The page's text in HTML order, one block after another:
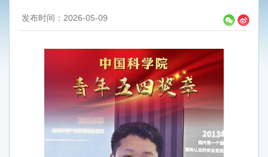
发布时间：2026-05-09